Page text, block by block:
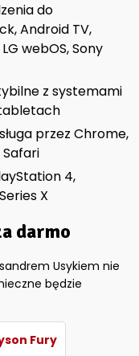
do
Android TV,
webOS, Sony
z systemami
przez Chrome,
4,
X
darmo
Usykiem nie
będzie
Fury